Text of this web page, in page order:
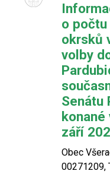
o
okrsků
volby
Senátu
konané
září
Obec
00271209,